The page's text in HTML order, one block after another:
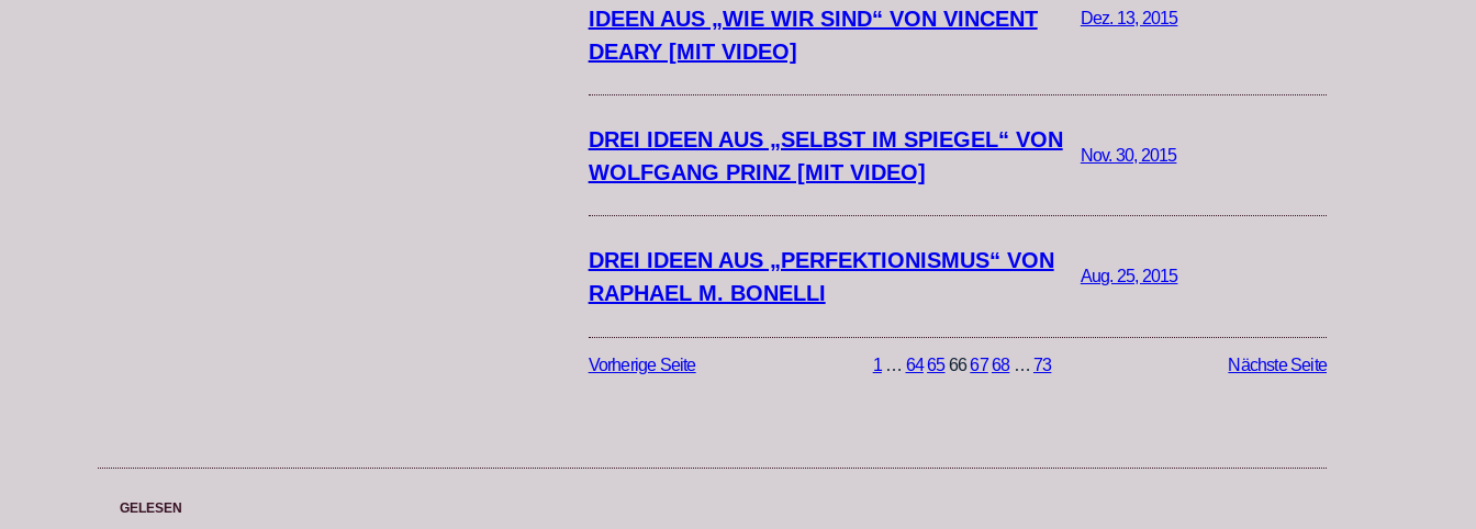
IDEEN AUS „WIE WIR SIND“ VON VINCENT
DEARY [MIT VIDEO]
Dez. 13, 2015
DREI IDEEN AUS „SELBST IM SPIEGEL“ VON
WOLFGANG PRINZ [MIT VIDEO]
Nov. 30, 2015
DREI IDEEN AUS „PERFEKTIONISMUS“ VON
RAPHAEL M. BONELLI
Aug. 25, 2015
Vorherige Seite 1 … 6465 666768 … 73 Nächste Seite
GELESEN